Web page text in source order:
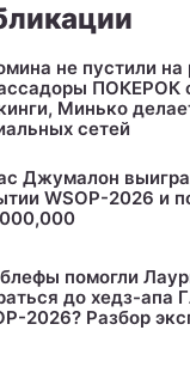
не пустили на
ПОКЕРОК
Минько
сетей
Джумалон
WSOP-2026 и
помогли
до хедз-апа
2026? Разбор